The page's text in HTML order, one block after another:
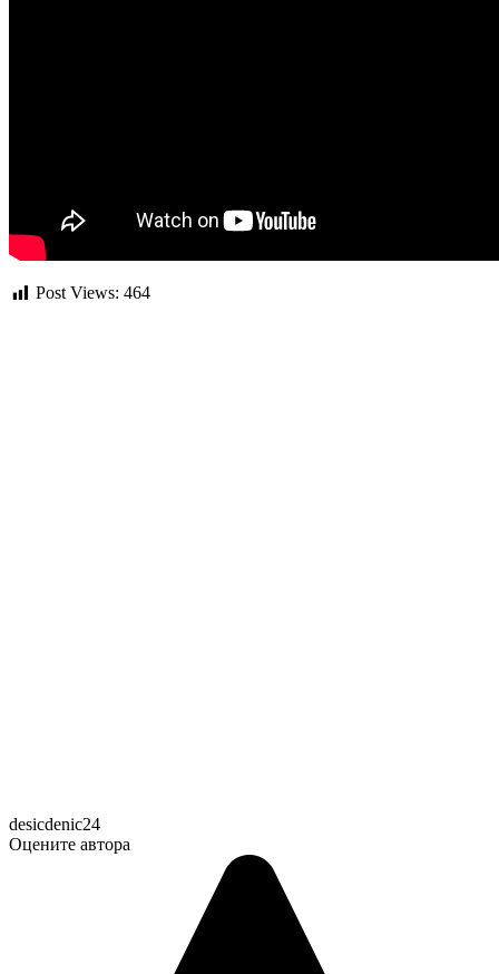
Post Views: 464
desicdenic24
Оцените автора